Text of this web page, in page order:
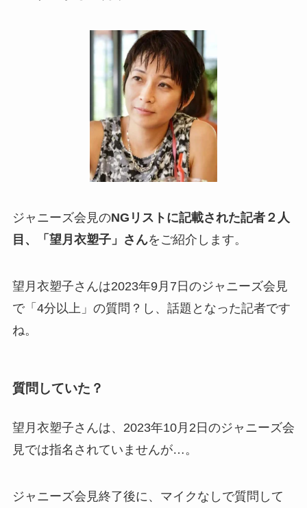
ジャニーズ会見のNGリストに記載された記者２人
目、「望月衣塑子」さんをご紹介します。
望月衣塑子さんは2023年9月7日のジャニーズ会見
で「4分以上」の質問？し、話題となった記者です
ね。
質問していた？
望月衣塑子さんは、2023年10月2日のジャニーズ会
見では指名されていませんが…。
ジャニーズ会見終了後に、マイクなしで質問して